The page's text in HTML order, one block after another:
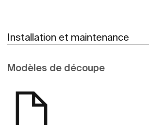
Installation et maintenance
Modèles de découpe